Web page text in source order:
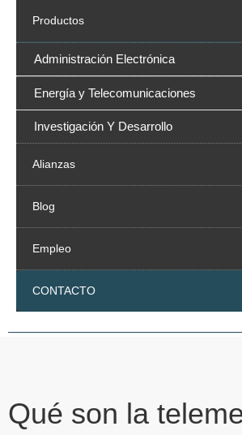
Productos
Administración Electrónica
Energía y Telecomunicaciones
Investigación Y Desarrollo
Alianzas
Blog
Empleo
CONTACTO
Qué son la